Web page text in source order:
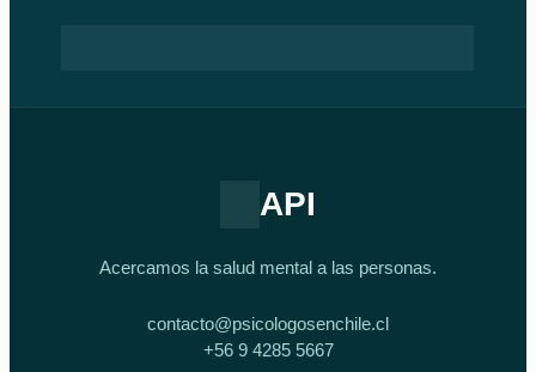
API
Acercamos la salud mental a las personas.
contacto@psicologosenchile.cl
+56 9 4285 5667